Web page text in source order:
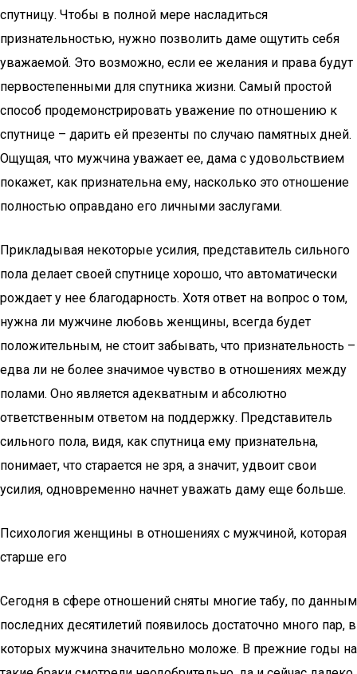
спутницу. Чтобы в полной мере насладиться
признательностью, нужно позволить даме ощутить себя
уважаемой. Это возможно, если ее желания и права будут
первостепенными для спутника жизни. Самый простой
способ продемонстрировать уважение по отношению к
спутнице – дарить ей презенты по случаю памятных дней.
Ощущая, что мужчина уважает ее, дама с удовольствием
покажет, как признательна ему, насколько это отношение
полностью оправдано его личными заслугами.
Прикладывая некоторые усилия, представитель сильного
пола делает своей спутнице хорошо, что автоматически
рождает у нее благодарность. Хотя ответ на вопрос о том,
нужна ли мужчине любовь женщины, всегда будет
положительным, не стоит забывать, что признательность –
едва ли не более значимое чувство в отношениях между
полами. Оно является адекватным и абсолютно
ответственным ответом на поддержку. Представитель
сильного пола, видя, как спутница ему признательна,
понимает, что старается не зря, а значит, удвоит свои
усилия, одновременно начнет уважать даму еще больше.
Психология женщины в отношениях с мужчиной, которая
старше его
Сегодня в сфере отношений сняты многие табу, по данным
последних десятилетий появилось достаточно много пар, в
которых мужчина значительно моложе. В прежние годы на